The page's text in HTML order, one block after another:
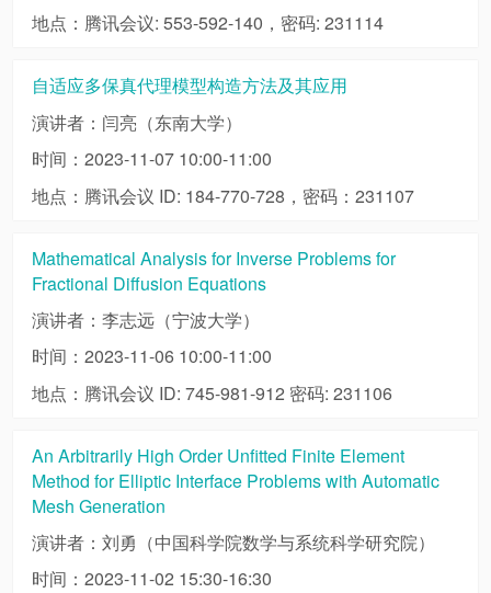
地点：腾讯会议: 553-592-140，密码: 231114
自适应多保真代理模型构造方法及其应用
演讲者：闫亮（东南大学）
时间：2023-11-07 10:00-11:00
地点：腾讯会议 ID: 184-770-728，密码：231107
Mathematical Analysis for Inverse Problems for
Fractional Diffusion Equations
演讲者：李志远（宁波大学）
时间：2023-11-06 10:00-11:00
地点：腾讯会议 ID: 745-981-912 密码: 231106
An Arbitrarily High Order Unfitted Finite Element
Method for Elliptic Interface Problems with Automatic
Mesh Generation
演讲者：刘勇（中国科学院数学与系统科学研究院）
时间：2023-11-02 15:30-16:30